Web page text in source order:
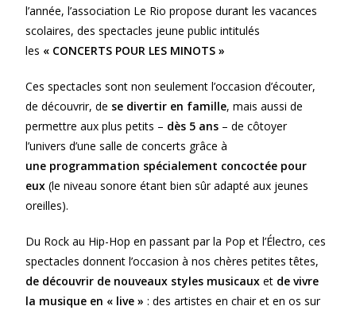
l’année, l’association Le Rio propose durant les vacances
scolaires, des spectacles jeune public intitulés
les « CONCERTS POUR LES MINOTS »
Ces spectacles sont non seulement l’occasion d’écouter,
de découvrir, de se divertir en famille, mais aussi de
permettre aux plus petits – dès 5 ans – de côtoyer
l’univers d’une salle de concerts grâce à
une programmation spécialement concoctée pour
eux(le niveau sonore étant bien sûr adapté aux jeunes
oreilles).
Du Rock au Hip-Hop en passant par la Pop et l’Électro, ces
spectacles donnent l’occasion à nos chères petites têtes,
de découvrir de nouveaux styles musicauxet de vivre
la musique en « live » : des artistes en chair et en os sur